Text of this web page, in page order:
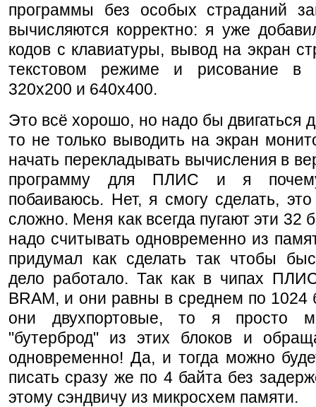
программы без особых страданий
вычисляются корректно: я уже
кодов с клавиатуры, вывод на экран
текстовом режиме и рисование в
320x200 и 640x400.
Это всё хорошо, но надо бы двигаться
то не только выводить на экран
начать перекладывать вычисления в
программу для ПЛИС и я
побаиваюсь. Нет, я смогу сделать,
сложно. Меня как всегда пугают эти 32
надо считывать одновременно из
придумал как сделать так чтобы
дело работало. Так как в чипах
BRAM, и они равны в среднем по 1024
они двухпортовые, то я просто
"бутерброд" из этих блоков и
одновременно! Да, и тогда можно
писать сразу же по 4 байта без
этому сэндвичу из микросхем памяти.